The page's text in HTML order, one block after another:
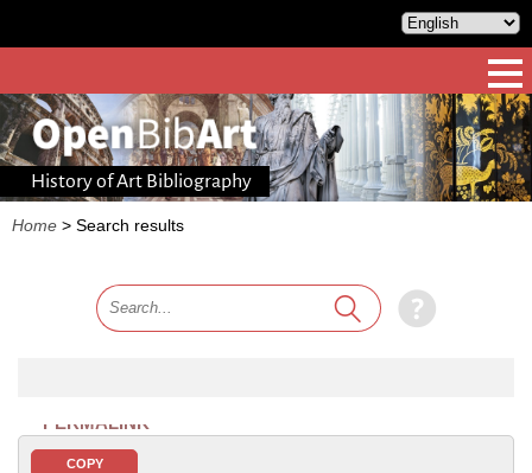
History of Art Bibliography
Home > Search results
PERMALINK
COPY